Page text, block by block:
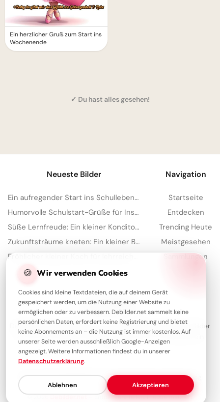
Ein herzlicher Gruß zum Start ins
Wochenende
✓ Du hast alles gesehen!
🍪 Wir verwenden Cookies
Cookies sind kleine Textdateien, die auf deinem Gerät
gespeichert werden, um die Nutzung einer Website zu
ermöglichen oder zu verbessern. Debilder.net sammelt keine
persönlichen Daten, erfordert keine Registrierung und bietet
keine Abonnements an – die Nutzung ist immer kostenlos. Auf
unserer Seite werden ausschließlich Google-Anzeigen
angezeigt. Weitere Informationen findest du in unserer
Datenschutzerklärung.
Ablehnen Akzeptieren
Neueste Bilder
Ein aufregender Start ins Schulleben: Teilen Sie diese Freude auf Facebook!
Humorvolle Schulstart-Grüße für Instagram: Bereit für den ersten Schultag?
Süße Lernfreude: Ein kleiner Konditor inspiriert für deine Instagram Story
Zukunftsträume kneten: Ein kleiner Bäcker zeigt seine Kunst für Instagram.
Navigation
Startseite
Entdecken
Trending Heute
Meistgesehen
Sammlungen
Über Debilder
Debilder ist deine Plattform für die schönsten Grüße und Bilder
zum Teilen. Entdecke unsere Sammlung und verschenke ein
Lächeln!
Über unsKontaktRedaktionImpressumDatenschutzerklärung
© 2026Debilder.net– Entdecken. Teilen. Freude machen.